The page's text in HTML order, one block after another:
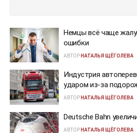
Немцы всё чаще
ошибки
АВТОР НАТАЛЬЯ ЩЁГОЛЕВА
Индустрия
ударом из-за
АВТОР НАТАЛЬЯ ЩЁГОЛЕВА
Deutsche Bahn
АВТОР НАТАЛЬЯ ЩЁГОЛЕВА